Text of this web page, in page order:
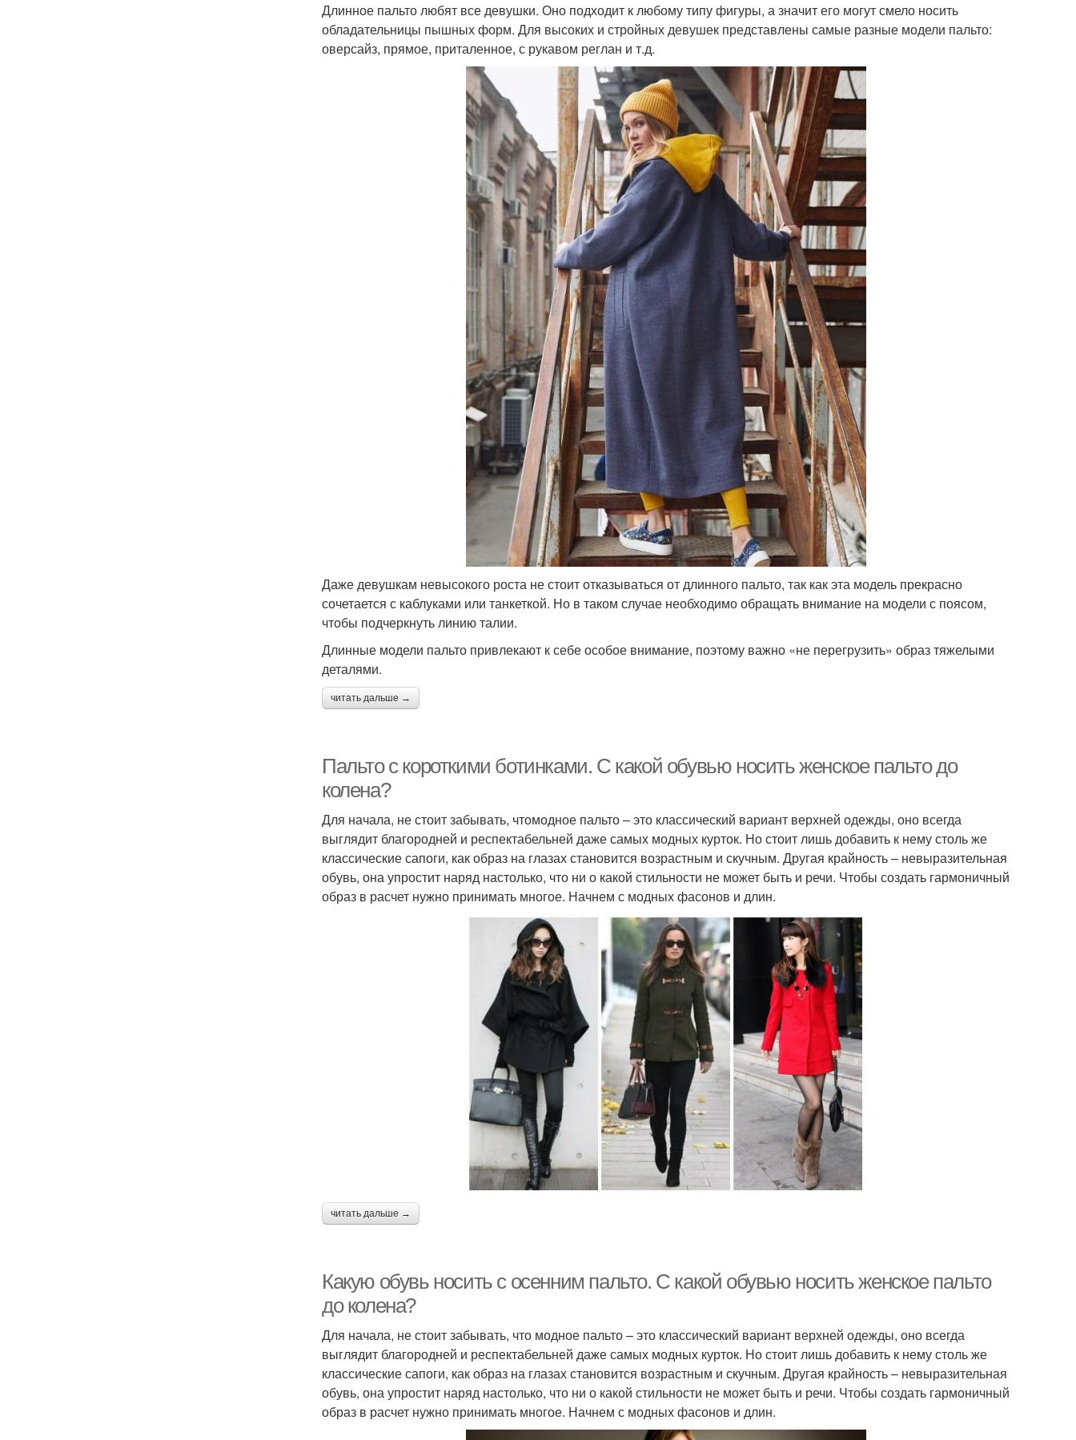
Длинное пальто любят все девушки. Оно подходит к любому типу фигуры, а значит его могут смело носить
обладательницы пышных форм. Для высоких и стройных девушек представлены самые разные модели пальто:
оверсайз, прямое, приталенное, с рукавом реглан и т.д.
Даже девушкам невысокого роста не стоит отказываться от длинного пальто, так как эта модель прекрасно
сочетается с каблуками или танкеткой. Но в таком случае необходимо обращать внимание на модели с поясом,
чтобы подчеркнуть линию талии.
Длинные модели пальто привлекают к себе особое внимание, поэтому важно «не перегрузить» образ тяжелыми
деталями.
читать дальше →
Пальто с короткими ботинками. С какой обувью носить женское пальто до
колена?
Для начала, не стоит забывать, чтомодное пальто – это классический вариант верхней одежды, оно всегда
выглядит благородней и респектабельней даже самых модных курток. Но стоит лишь добавить к нему столь же
классические сапоги, как образ на глазах становится возрастным и скучным. Другая крайность – невыразительная
обувь, она упростит наряд настолько, что ни о какой стильности не может быть и речи. Чтобы создать гармоничный
образ в расчет нужно принимать многое. Начнем с модных фасонов и длин.
читать дальше →
Какую обувь носить с осенним пальто. С какой обувью носить женское пальто
до колена?
Для начала, не стоит забывать, что модное пальто – это классический вариант верхней одежды, оно всегда
выглядит благородней и респектабельней даже самых модных курток. Но стоит лишь добавить к нему столь же
классические сапоги, как образ на глазах становится возрастным и скучным. Другая крайность – невыразительная
обувь, она упростит наряд настолько, что ни о какой стильности не может быть и речи. Чтобы создать гармоничный
образ в расчет нужно принимать многое. Начнем с модных фасонов и длин.